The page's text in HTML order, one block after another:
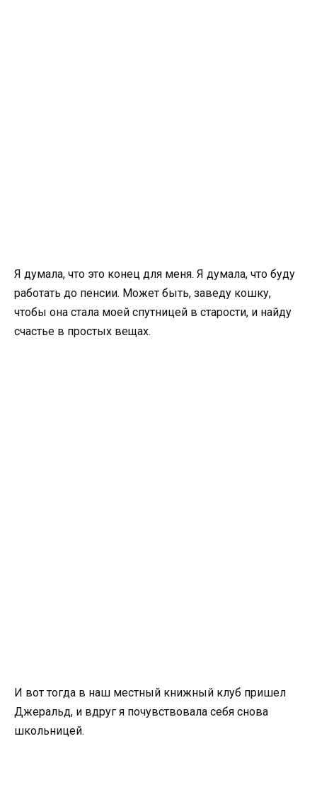
Я думала, что это конец для меня. Я думала, что буду
работать до пенсии. Может быть, заведу кошку,
чтобы она стала моей спутницей в старости, и найду
счастье в простых вещах.
И вот тогда в наш местный книжный клуб пришел
Джеральд, и вдруг я почувствовала себя снова
школьницей.